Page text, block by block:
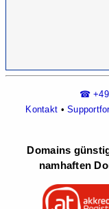
☎ +49
Kontakt •
Domains
namhaften